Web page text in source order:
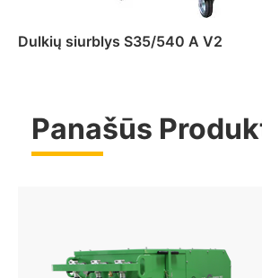
Dulkių siurblys S35/540 A V2
Daugiau
Panašūs